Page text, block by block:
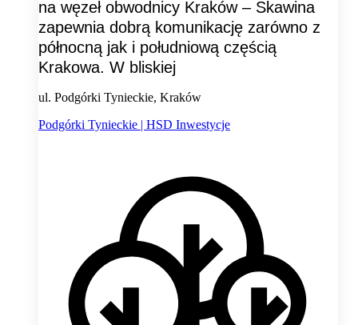
na węzeł obwodnicy Kraków – Skawina
zapewnia dobrą komunikację zarówno z
północną jak i południową częścią
Krakowa. W bliskiej
ul. Podgórki Tynieckie, Kraków
Podgórki Tynieckie | HSD Inwestycje